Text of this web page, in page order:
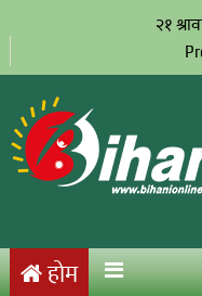
२१
होम